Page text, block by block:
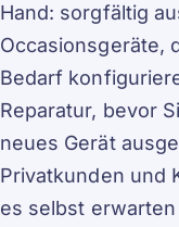
Hand: sorgfältig
Occasionsgeräte,
Bedarf
Reparatur, bevor
neues Gerät
Privatkunden und
es selbst